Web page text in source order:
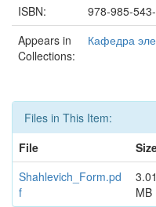
ISBN:
978-985-
Appears in
Collections:
Кафедра
Files in This Item:
File
Shahlevich_Form.pd
f
3.01
MB